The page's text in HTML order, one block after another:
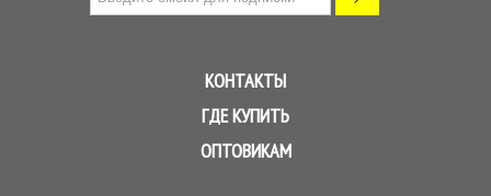
КОНТАКТЫ
ГДЕ КУПИТЬ
ОПТОВИКАМ